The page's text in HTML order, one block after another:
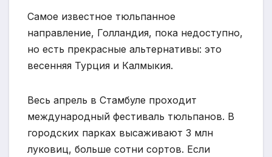
Самое известное тюльпанное
направление, Голландия, пока недоступно,
но есть прекрасные альтернативы: это
весенняя Турция и Калмыкия.
Весь апрель в Стамбуле проходит
международный фестиваль тюльпанов. В
городских парках высаживают 3 млн
луковиц, больше сотни сортов. Если